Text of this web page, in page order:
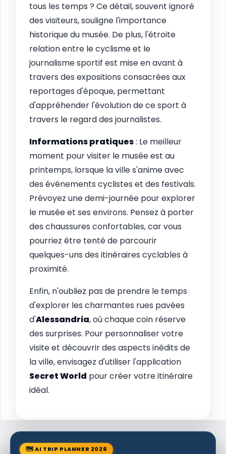
tous les temps ? Ce détail, souvent ignoré
des visiteurs, souligne l'importance
historique du musée. De plus, l'étroite
relation entre le cyclisme et le
journalisme sportif est mise en avant à
travers des expositions consacrées aux
reportages d'époque, permettant
d'appréhender l'évolution de ce sport à
travers le regard des journalistes.
Informations pratiques: Le meilleur
moment pour visiter le musée est au
printemps, lorsque la ville s'anime avec
des événements cyclistes et des festivals.
Prévoyez une demi-journée pour explorer
le musée et ses environs. Pensez à porter
des chaussures confortables, car vous
pourriez être tenté de parcourir
quelques-uns des itinéraires cyclables à
proximité.
Enfin, n'oubliez pas de prendre le temps
d'explorer les charmantes rues pavées
d'Alessandria, où chaque coin réserve
des surprises. Pour personnaliser votre
visite et découvrir des aspects inédits de
la ville, envisagez d'utiliser l'application
Secret World pour créer votre itinéraire
idéal.
🗺 AI TRIP PLANNER 2026